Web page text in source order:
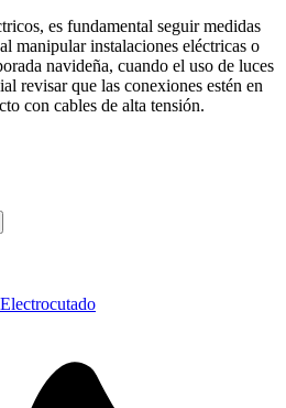
es fundamental seguir medidas
manipular instalaciones eléctricas o
navideña, cuando el uso de luces
revisar que las conexiones estén en
con cables de alta tensión.
Electrocutado